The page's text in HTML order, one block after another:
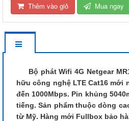
Thêm vào giỏ Mua ngay
Bộ phát Wifi 4G Netgear
hữu công nghệ LTE Cat16
đến 1000Mbps. Pin khủng
tiếng. Sản phẩm thuộc dòng
từ Mỹ. Hàng mới Fullbox bảo